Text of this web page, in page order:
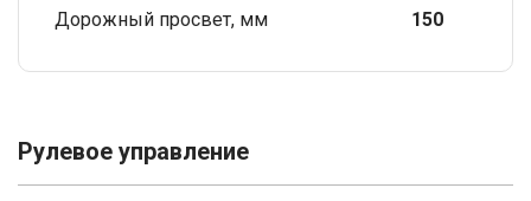
Дорожный просвет, мм
150
Рулевое управление